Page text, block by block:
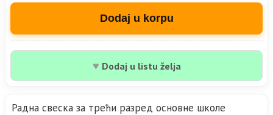
Dodaj u korpu
♥ Dodaj u listu želja
Радна свеска за трећи разред основне школе